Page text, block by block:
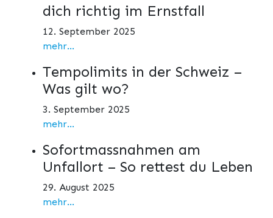
dich richtig im Ernstfall
12. September 2025
mehr...
Tempolimits in der Schweiz –
Was gilt wo?
3. September 2025
mehr...
Sofortmassnahmen am
Unfallort – So rettest du Leben
29. August 2025
mehr...